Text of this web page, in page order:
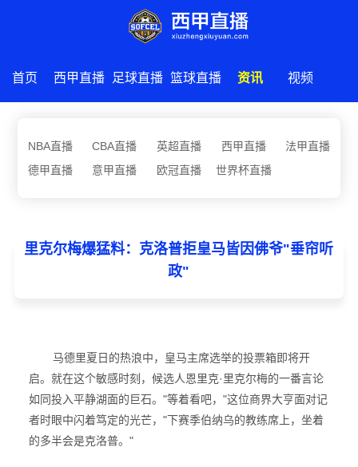
首页 西甲直播 足球直播 篮球直播 资讯 视频
NBA直播 CBA直播 英超直播 西甲直播
法甲直播
德甲直播
意甲直播 欧冠直播 世界杯直播
里克尔梅爆猛料：克洛普拒皇马皆因佛爷"垂帘听
政"
马德里夏日的热浪中，皇马主席选举的投票箱即将开
启。就在这个敏感时刻，候选人恩里克·里克尔梅的一番言论
如同投入平静湖面的巨石。"等着看吧，"这位商界大亨面对记
者时眼中闪着笃定的光芒，"下赛季伯纳乌的教练席上，坐着
的多半会是克洛普。"